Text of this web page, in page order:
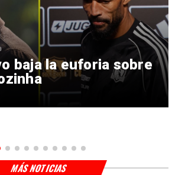
baja la euforia sobre
MÁS NOTICIAS